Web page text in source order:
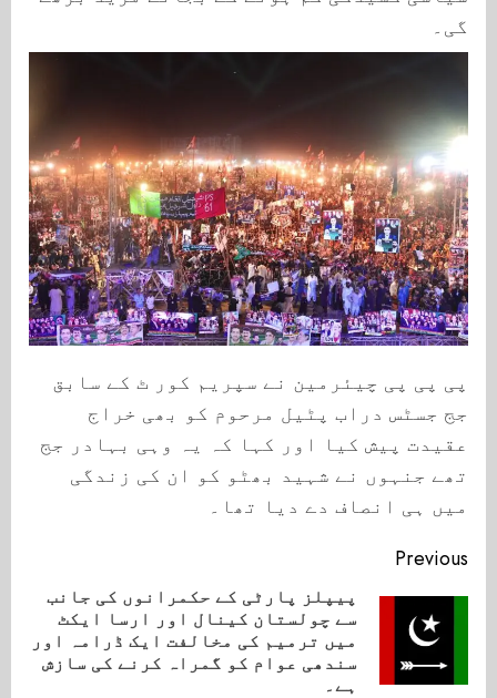
گی۔
پی پی پی چیئرمین نے سپریم کور ٹ کے سابق
جج جسٹس دراب پٹیل مرحوم کو بھی خراج
عقیدت پیش کیا اور کہا کہ یہ وہی بہادر جج
تھے جنہوں نے شہید بھٹو کو ان کی زندگی
میں ہی انصاف دے دیا تھا۔
Continue
Reading
Previous
پیپلز پارٹی کے حکمرانوں کی جانب
سے چولستان کینال اور ارسا ایکٹ
میں ترمیم کی مخالفت ایک ڈرامہ اور
سندھی عوام کو گمراہ کرنے کی سازش
ہے۔